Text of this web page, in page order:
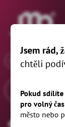
®
Když
Jsem rád,
chtěli
Pokud
pro volný
město nebo